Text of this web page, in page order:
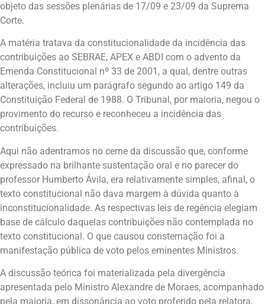
objeto das sessões plenárias de 17/09 e 23/09 da Suprema
Corte.
A matéria tratava da constitucionalidade da incidência das
contribuições ao SEBRAE, APEX e ABDI com o advento da
Emenda Constitucional nº 33 de 2001, a qual, dentre outras
alterações, incluiu um parágrafo segundo ao artigo 149 da
Constituição Federal de 1988. O Tribunal, por maioria, negou o
provimento do recurso e reconheceu a incidência das
contribuições.
Aqui não adentramos no cerne da discussão que, conforme
expressado na brilhante sustentação oral e no parecer do
professor Humberto Ávila, era relativamente simples, afinal, o
texto constitucional não dava margem à dúvida quanto à
inconstitucionalidade. As respectivas leis de regência elegiam
base de cálculo daquelas contribuições não contemplada no
texto constitucional. O que causou consternação foi a
manifestação pública de voto pelos eminentes Ministros.
A discussão teórica foi materializada pela divergência
apresentada pelo Ministro Alexandre de Moraes, acompanhado
pela maioria, em dissonância ao voto proferido pela relatora,